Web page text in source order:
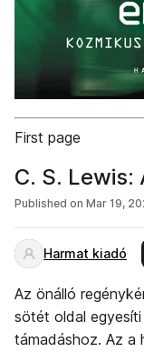
First page
C. S.
Published on Mar 19,
Harmat kiadó
Az önálló
sötét oldal
támadáshoz. Az a